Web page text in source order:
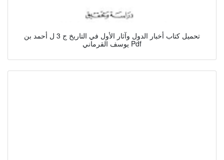
تحميل كتاب أخبار الدول وآثار الأول في التاريخ ج 3 ل أحمد بن
يوسف القرماني Pdf